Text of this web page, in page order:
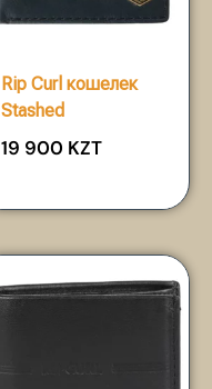
Rip Curl кошелек
Stashed
19 900 KZT